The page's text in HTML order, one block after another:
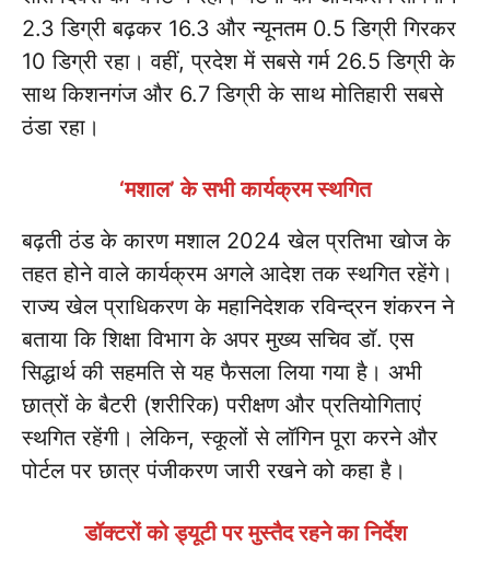
2.3 डिग्री बढ़कर 16.3 और न्यूनतम 0.5 डिग्री गिरकर
10 डिग्री रहा। वहीं, प्रदेश में सबसे गर्म 26.5 डिग्री के
साथ किशनगंज और 6.7 डिग्री के साथ मोतिहारी सबसे
ठंडा रहा।
‘मशाल’ के सभी कार्यक्रम स्थगित
बढ़ती ठंड के कारण मशाल 2024 खेल प्रतिभा खोज के
तहत होने वाले कार्यक्रम अगले आदेश तक स्थगित रहेंगे।
राज्य खेल प्राधिकरण के महानिदेशक रविन्द्रन शंकरन ने
बताया कि शिक्षा विभाग के अपर मुख्य सचिव डॉ. एस
सिद्धार्थ की सहमति से यह फैसला लिया गया है। अभी
छात्रों के बैटरी (शरीरिक) परीक्षण और प्रतियोगिताएं
स्थगित रहेंगी। लेकिन, स्कूलों से लॉगिन पूरा करने और
पोर्टल पर छात्र पंजीकरण जारी रखने को कहा है।
डॉक्टरों को ड्यूटी पर मुस्तैद रहने का निर्देश